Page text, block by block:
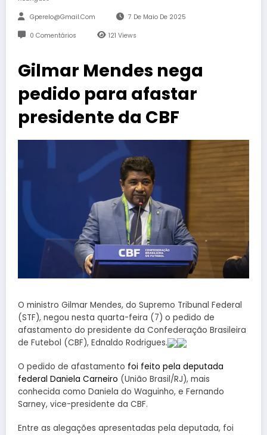
Gperelo@gmail.com 7 De Maio De 2025
0 Comentários 121 Views
Gilmar Mendes nega
pedido para afastar
presidente da CBF
O ministro Gilmar Mendes, do Supremo Tribunal Federal
(STF), negou nesta quarta-feira (7) o pedido de
afastamento do presidente da Confederação Brasileira
de Futebol (CBF), Ednaldo Rodrigues.
O pedido de afastamento foi feito pela deputada
federal Daniela Carneiro (União Brasil/RJ), mais
conhecida como Daniela do Waguinho, e Fernando
Sarney, vice-presidente da CBF.
Entre as alegações apresentadas pela deputada, foi